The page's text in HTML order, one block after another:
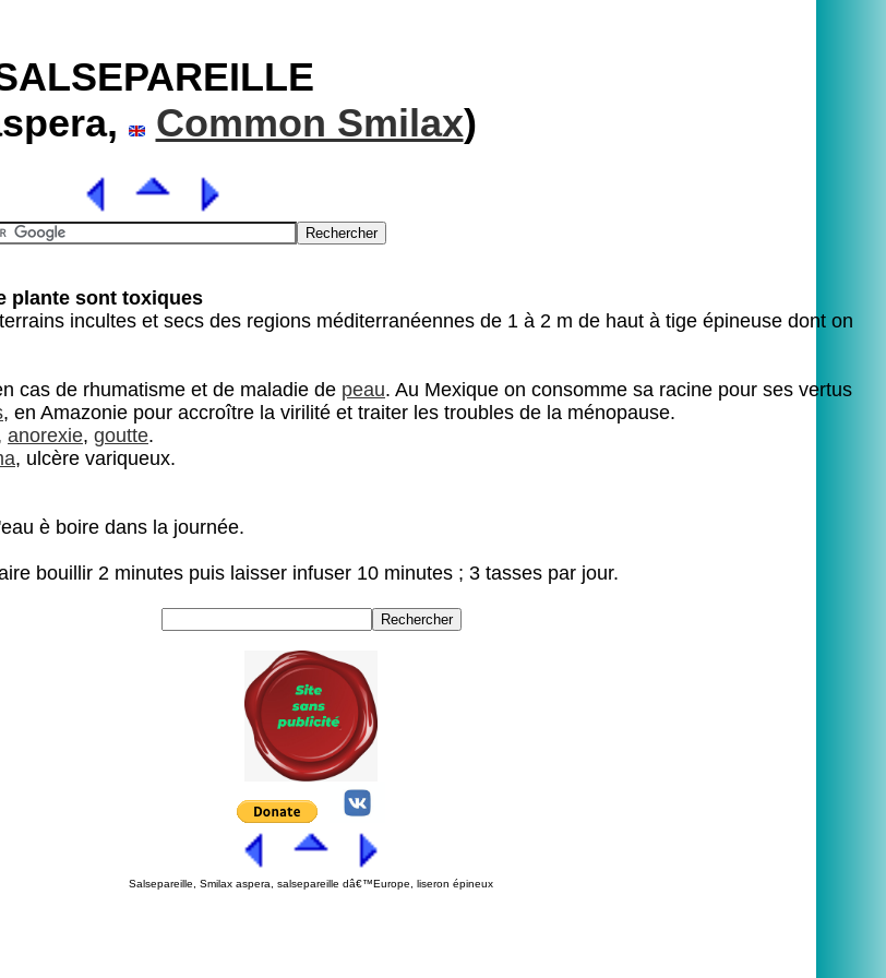
Common Smilax)
plante sont toxiques
incultes et secs des regions méditerranéennes de 1 à 2 m de haut à tige épineuse dont on
cas de rhumatisme et de maladie de peau. Au Mexique on consomme sa racine pour ses vertus
, en Amazonie pour accroître la virilité et traiter les troubles de la ménopause.
anorexie, goutte.
, ulcère variqueux.
è boire dans la journée.
bouillir 2 minutes puis laisser infuser 10 minutes ; 3 tasses par jour.
Salsepareille, Smilax aspera, salsepareille dâ€™Europe, liseron épineux